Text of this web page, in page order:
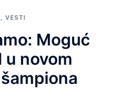
, VESTI
Moguć
novom